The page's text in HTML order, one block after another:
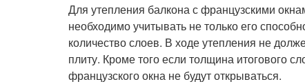
Для утепления балкона с французскими
необходимо учитывать не только его
количество слоев. В ходе утепления не
плиту. Кроме того если толщина итогового
французского окна не будут открываться.